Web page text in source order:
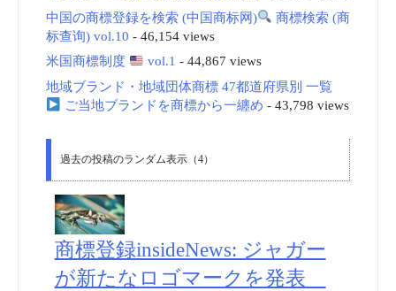
中国の商標登録を検索 (中国商标网)
商標検索 (商
标查询) vol.10 - 46,154 views
米国商標制度
vol.1 - 44,867 views
地域ブランド・地域団体商標 47都道府県別 一覧
ご当地ブランドを商標から一纏め - 43,798 views
過去の投稿のランダム表示（4）
商標登録insideNews: ジャガー
が新たなロゴマークを発表